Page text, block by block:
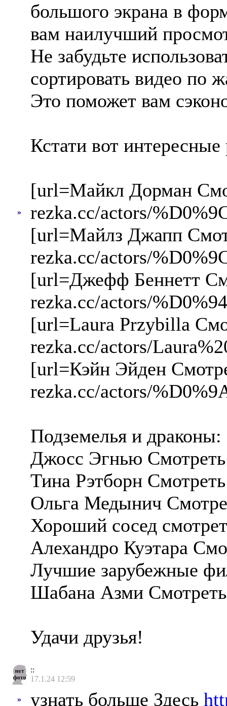
»
большого экрана в
вам наилучший
Не забудьте
сортировать видео по
Это поможет вам
Кстати вот
[url=Майкл Дорман
rezka.cc/actors/
[url=Майлз Джапп
rezka.cc/actors/
[url=Джефф Беннетт
rezka.cc/actors/
[url=Laura Przybilla
rezka.cc/actors/
[url=Кэйн Эйден
rezka.cc/actors/
Подземелья и драконы:
Джосс Эгнью Смотреть
Тина Рэтборн
Ольга Медынич
Хороший сосед
Алехандро Куэтара
Лучшие зарубежные
Шабана Азми Смотреть
Удачи друзья!
::
17.1.24 12:59
» узнать больше Здесь